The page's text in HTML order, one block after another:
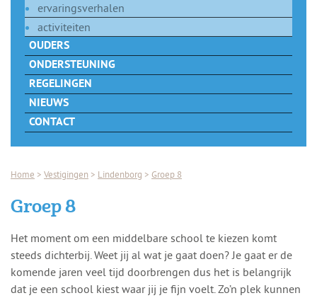
ervaringsverhalen
activiteiten
OUDERS
ONDERSTEUNING
REGELINGEN
NIEUWS
CONTACT
Home > Vestigingen > Lindenborg > Groep 8
Groep 8
Het moment om een middelbare school te kiezen komt
steeds dichterbij. Weet jij al wat je gaat doen? Je gaat er de
komende jaren veel tijd doorbrengen dus het is belangrijk
dat je een school kiest waar jij je fijn voelt. Zo’n plek kunnen